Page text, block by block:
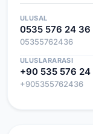
ULUSAL
0535 576 24 36
05355762436
ULUSLARARASI
+90 535 576 24
+905355762436